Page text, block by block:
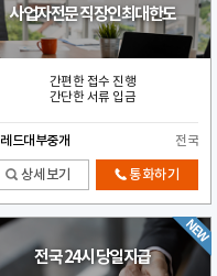
사업자전문 직장인최대한도
간편한 접수 진행
간단한 서류 입금
레드대부중개 전국
상세보기 통화하기
전국 24시 당일지급